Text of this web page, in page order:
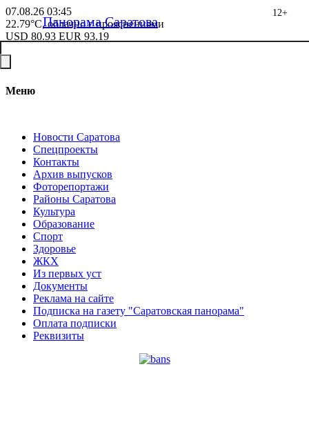
07.08.26 03:45
22.79°C, облачно с прояснениями
USD 80.93 EUR 93.19
Меню
Новости Саратова
Спецпроекты
Контакты
Архив выпусков
Фоторепортажи
Районы Саратова
Культура
Образование
Спорт
Здоровье
ЖКХ
Из пеpвых уст
Документы
Реклама на сайте
Подписка на газету "Саратовская панорама"
Оплата подписки
Реквизиты
Панорама Саратова
12+